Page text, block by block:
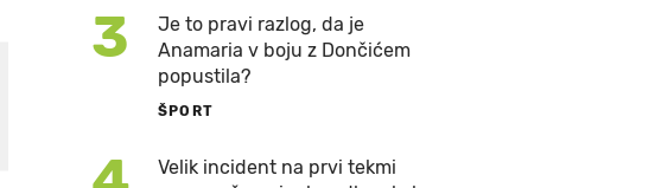
3
Je to pravi razlog, da je
Anamaria v boju z Dončićem
popustila?
ŠPORT
Velik incident na prvi tekmi